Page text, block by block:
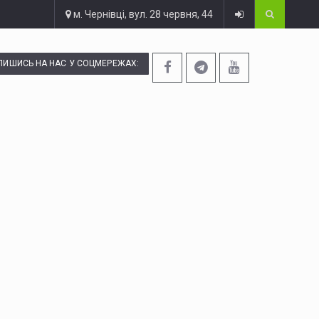
м. Чернівці, вул. 28 червня, 44
НА НАС У СОЦМЕРЕЖАХ: